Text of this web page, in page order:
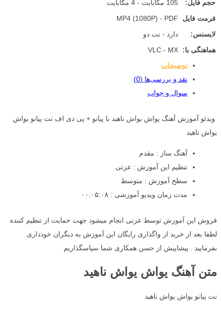
حجم فایل:
105 مگابایت - 4 مگابایت
فرمت فایل
MP4 (1080P) - PDF
لایسنس:
دارد - نت دو
هماهنگی با:
VLC - MX
توضیحات
نقد و بررسی‌ها (0)
سوال و جواب
ویدئو آموزش آهنگ یواش یواش ناهید با پیانو + پی دی اف نت پیانو یواش
یواش ناهید
آهنگ ساز : مقدم
تنظیم این آموزش : عزتی
سطح آموزش : متوسط
مدت زمان ویدیو آموزشی : ۰۰:۰۵:۰۸
فروش این آموزش توسط عزتی انجام میشود جهت حمایت از تنظیم کننده
لطفا بعد از خرید از واگذاری رایگان این آموزش به دیگران خودداری
بفرمایید . پیشاپیش از حسن همکاری شما سپاسگذاریم
متن آهنگ یواش یواش ناهید
نت پیانو یواش یواش ناهید